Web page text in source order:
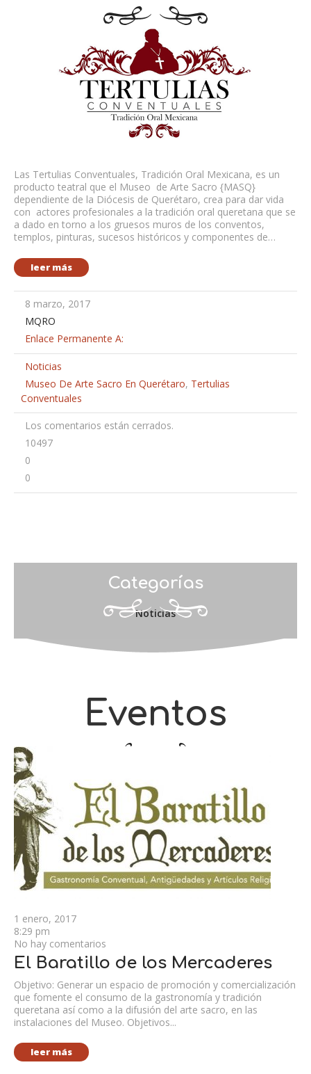
Las Tertulias Conventuales, Tradición Oral Mexicana, es un
producto teatral que el Museo de Arte Sacro {MASQ}
dependiente de la Diócesis de Querétaro, crea para dar vida
con actores profesionales a la tradición oral queretana que se
a dado en torno a los gruesos muros de los conventos,
templos, pinturas, sucesos históricos y componentes de…
leer más
8 marzo, 2017
MQRO
Enlace Permanente A:
Noticias
Museo De Arte Sacro En Querétaro, Tertulias
Conventuales
Los comentarios están cerrados.
10497
0
0
Categorías
Noticias
Eventos
1 enero, 2017
8:29 pm
No hay comentarios
El Baratillo de los Mercaderes
Objetivo: Generar un espacio de promoción y comercialización
que fomente el consumo de la gastronomía y tradición
queretana así como a la difusión del arte sacro, en las
instalaciones del Museo. Objetivos...
leer más